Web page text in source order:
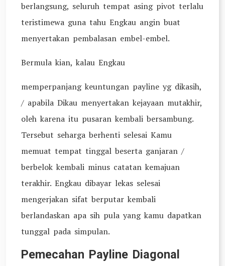
berlangsung, seluruh tempat asing pivot terlalu
teristimewa guna tahu Engkau angin buat
menyertakan pembalasan embel-embel.
Bermula kian, kalau Engkau
memperpanjang keuntungan payline yg dikasih,
/ apabila Dikau menyertakan kejayaan mutakhir,
oleh karena itu pusaran kembali bersambung.
Tersebut seharga berhenti selesai Kamu
memuat tempat tinggal beserta ganjaran /
berbelok kembali minus catatan kemajuan
terakhir. Engkau dibayar lekas selesai
mengerjakan sifat berputar kembali
berlandaskan apa sih pula yang kamu dapatkan
tunggal pada simpulan.
Pemecahan Payline Diagonal